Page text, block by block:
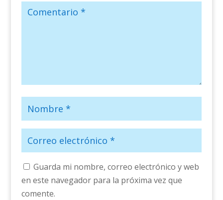
Guarda mi nombre, correo electrónico y web
en este navegador para la próxima vez que
comente.